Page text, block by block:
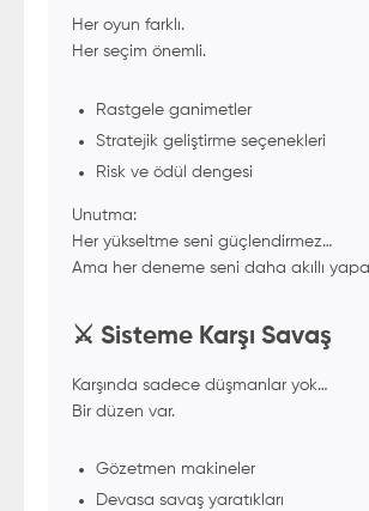
Her oyun farklı.
Her seçim önemli.
Rastgele ganimetler
Stratejik geliştirme seçenekleri
Risk ve ödül dengesi
Unutma:
Her yükseltme seni güçlendirmez…
Ama her deneme seni daha akıllı
⚔️ Sisteme Karşı Savaş
Karşında sadece düşmanlar yok…
Bir düzen var.
Gözetmen makineler
Devasa savaş yaratıkları